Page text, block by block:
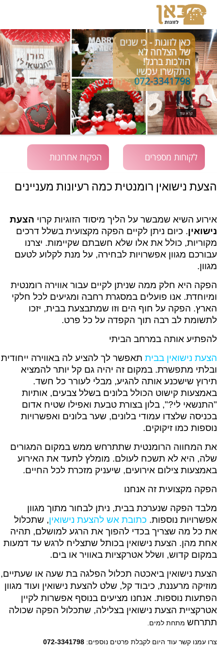
כאן לזוגות - כי שנים
של הצלחה לא
הולכות ברגל!
התקשרו עכשיו
072-3341798
קרא עוד
לקוחות מספרים הפקות אחרונות
הצעת נישואין רומנטית כמה רעיונות מעניינים
אירוע השיא שמבשר על הליך מיסוד הזוגיות קרוי הצעת
נישואין. כיום ניתן לקיים הפקה מקצועית בשלל דרכים
מקוריות, כולל את אלו שלא חשבתם שקיימות. יצרנו
עבורכם מגוון אפשרויות לבחירה, על מנת לקלוע לטעם
מגוון.
הפקה היא חלק ממה שניתן לקיים עבור אווירה רומנטית
ומיוחדת. אנו פועלים במסגרת רחבה ומגיעים לכל חלקי
הארץ. הפקה על חוף הים וזו שמתבצעת בבית, יזכו
לתשומת לב רבה תוך הקפדה על כל פרט.
להפתיע אותה במרחב הביתי
הצעת נישואין בבית תאפשר לך להציע לה באווירה ייחודית
ובלתי מתפשרת. במקום זה יהיה גם קל יותר להמציא
תירוץ שישכנע אותה להגיע, מבלי לעורר כל חשד.
באמצעות קישוט הכולל בלונים בשלל צבעים, אותיות
"התנשאי לי?", בלון בצורת טבעת ואפילו שטיח אדום
בכניסה שלצדו עמודי בלונים, שער בלונים ואפשרויות
נוספות כמו זיקוקים.
את המחווה הרומנטית שתתרחש ממש במקום המגורים
שלה, היא לא תשכח לעולם. מומלץ לתעד את האירוע
באמצעות צילום אירועים, שיעניק מזכרת לכל החיים.
הפקה מקצועית זה אנחנו
מלבד הפקה שנערכת בבית, ניתן לבחור מתוך מגוון
אפשרויות נוספות. כתובת אש להצעת נישואין, שתכלול
את כל מה שצריך בכדי להפוך את הרגע למושלם, תהיה
אחת מהן. הצעת נישואין בכותל שתצליח לרגש עד דמעות
במקום קדוש, ושלל אטרקציות באוויר או בים.
הצעת נישואין ביאכטה תכלול הפלגה בת שעה או שעתיים,
מוזיקה מרעננת, כיבוד קל, שלט להצעת נישואין ועוד מגוון
הפתעות נוספות. אנחנו מציעים בנוסף אפשרות לקיין
אטרקציית הצעת נישואין בצלילה, שתכלול הפקה שכולה
תתרחש מתחת למים.
צרו עמנו קשר עוד היום לקבלת פרטים נוספים: